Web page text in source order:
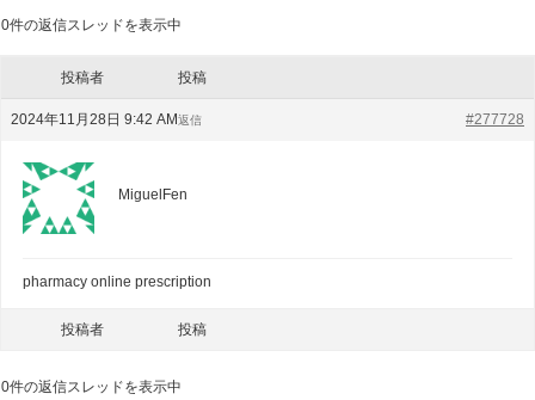
0件の返信スレッドを表示中
投稿者 投稿
2024年11月28日 9:42 AM #277728
返信
MiguelFen
pharmacy online prescription
投稿者 投稿
0件の返信スレッドを表示中